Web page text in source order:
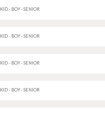
KID - BOY - SENIOR
KID - BOY - SENIOR
KID - BOY - SENIOR
KID - BOY - SENIOR